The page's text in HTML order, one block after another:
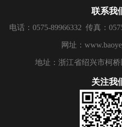
联系我
电话：0575-89966332 传真：
网址：
地址：浙江省绍兴市柯
关注我